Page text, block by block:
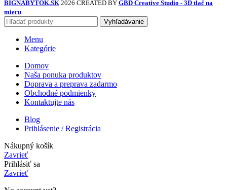
BIGNABYTOK.SK 2026 CREATED BY GBD Creative Studio - 3D tlač na
mieru
Vyhľadávanie
Menu
Kategórie
Domov
Naša ponuka produktov
Doprava a preprava zadarmo
Obchodné podmienky
Kontaktujte nás
Blog
Prihlásenie / Registrácia
Nákupný košík
Zavrieť
Prihlásiť sa
Zavrieť